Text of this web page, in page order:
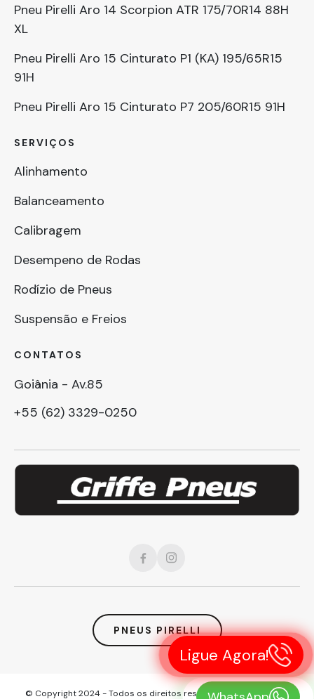
Pneu Pirelli Aro 14 Scorpion ATR 175/70R14 88H
XL
Pneu Pirelli Aro 15 Cinturato P1 (KA) 195/65R15
91H
Pneu Pirelli Aro 15 Cinturato P7 205/60R15 91H
SERVIÇOS
Alinhamento
Balanceamento
Calibragem
Desempeno de Rodas
Rodízio de Pneus
Suspensão e Freios
CONTATOS
Goiânia - Av.85
+55 (62) 3329-0250
PNEUS PIRELLI
© Copyright 2024 - Todos os direitos reservados a Griffe Pneus
Ligue Agora!